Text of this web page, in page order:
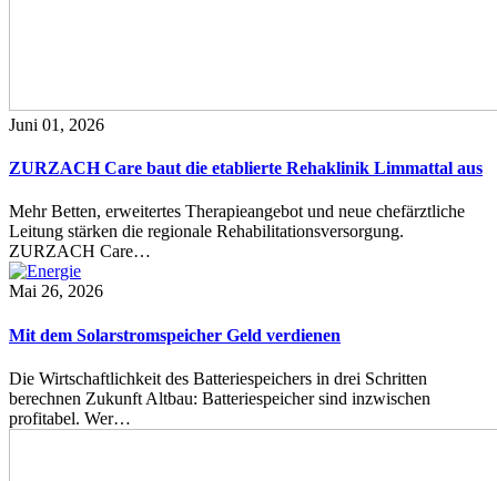
Juni 01, 2026
ZURZACH Care baut die etablierte Rehaklinik Limmattal aus
Mehr Betten, erweitertes Therapieangebot und neue chefärztliche
Leitung stärken die regionale Rehabilitationsversorgung.
ZURZACH Care…
Mai 26, 2026
Mit dem Solarstromspeicher Geld verdienen
Die Wirtschaftlichkeit des Batteriespeichers in drei Schritten
berechnen Zukunft Altbau: Batteriespeicher sind inzwischen
profitabel. Wer…